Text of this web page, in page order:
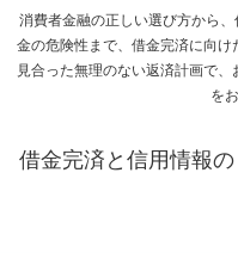
消費者金融の正しい選び方から
金の危険性まで、借金完済に向
見合った無理のない返済計画で
を
借金完済と信用情報